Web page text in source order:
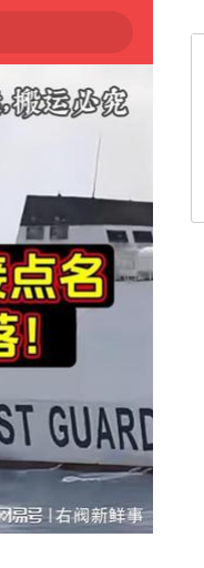
05:52
Enter